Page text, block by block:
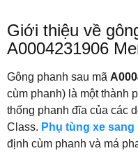
Giới thiệu về
A0004231906
Gông phanh sau mã
cùm phanh) là một thành
thống phanh đĩa của các
Class. Phụ tùng xe sang
định cùm phanh và má